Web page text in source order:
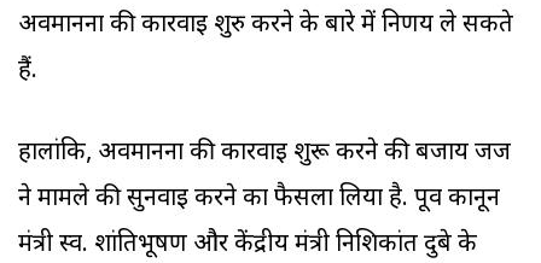
अवमानना की कारवाई शुरु करने के बारे में निर्णय ले सकते
हैं.
हालांकि, अवमानना की कारवाई शुरू करने की बजाय जज
ने मामले की सुनवाई करने का फैसला लिया है. पूर्व कानून
मंत्री स्व. शांतिभूषण और केंद्रीय मंत्री निशिकांत दुबे के